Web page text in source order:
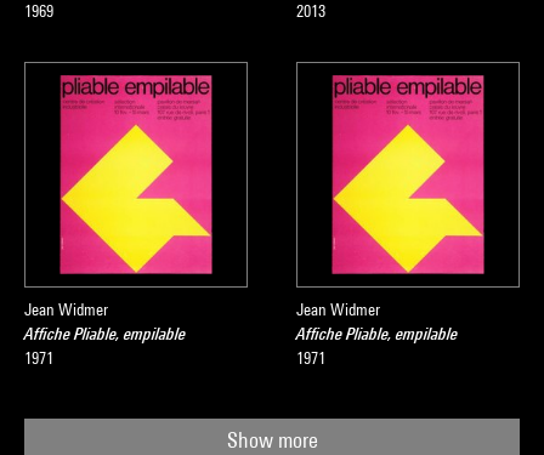
1969
2013
Jean Widmer
Affiche Pliable, empilable
1971
Jean Widmer
Affiche Pliable, empilable
1971
Show more